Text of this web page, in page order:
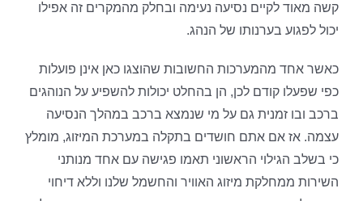
קשה מאוד לקיים נסיעה נעימה ובחלק מהמקרים זה אפילו
יכול לפגוע בערנותו של הנהג.
כאשר אחד מהמערכות החשובות שהוצגו כאן אינן פועלות
כפי שפעלו קודם לכן, הן בהחלט יכולות להשפיע על הנוהגים
ברכב ובו זמנית גם על מי שנמצא ברכב במהלך הנסיעה
עצמה. אז אם אתם חושדים בתקלה במערכת המיזוג, מומלץ
כי בשלב הגילוי הראשוני תאמו פגישה עם אחד מנותני
השירות ממחלקת מיזוג האוויר והחשמל שלנו וללא דיחוי